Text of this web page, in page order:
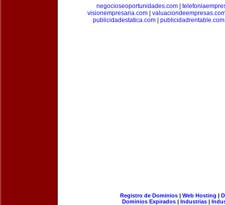
negocioseoportunidades.com
visionempresaria.com
publicidadestatica.com
publicidadrentable.com
Registro de Dominios| Web Hosting |
Dominios Expirados | Industrias |